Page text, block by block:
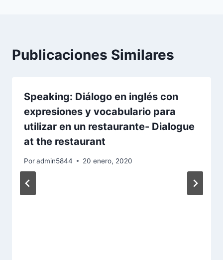
Publicaciones Similares
Speaking: Diálogo en inglés con
expresiones y vocabulario para
utilizar en un restaurante- Dialogue
at the restaurant
Poradmin5844 20 enero, 2020